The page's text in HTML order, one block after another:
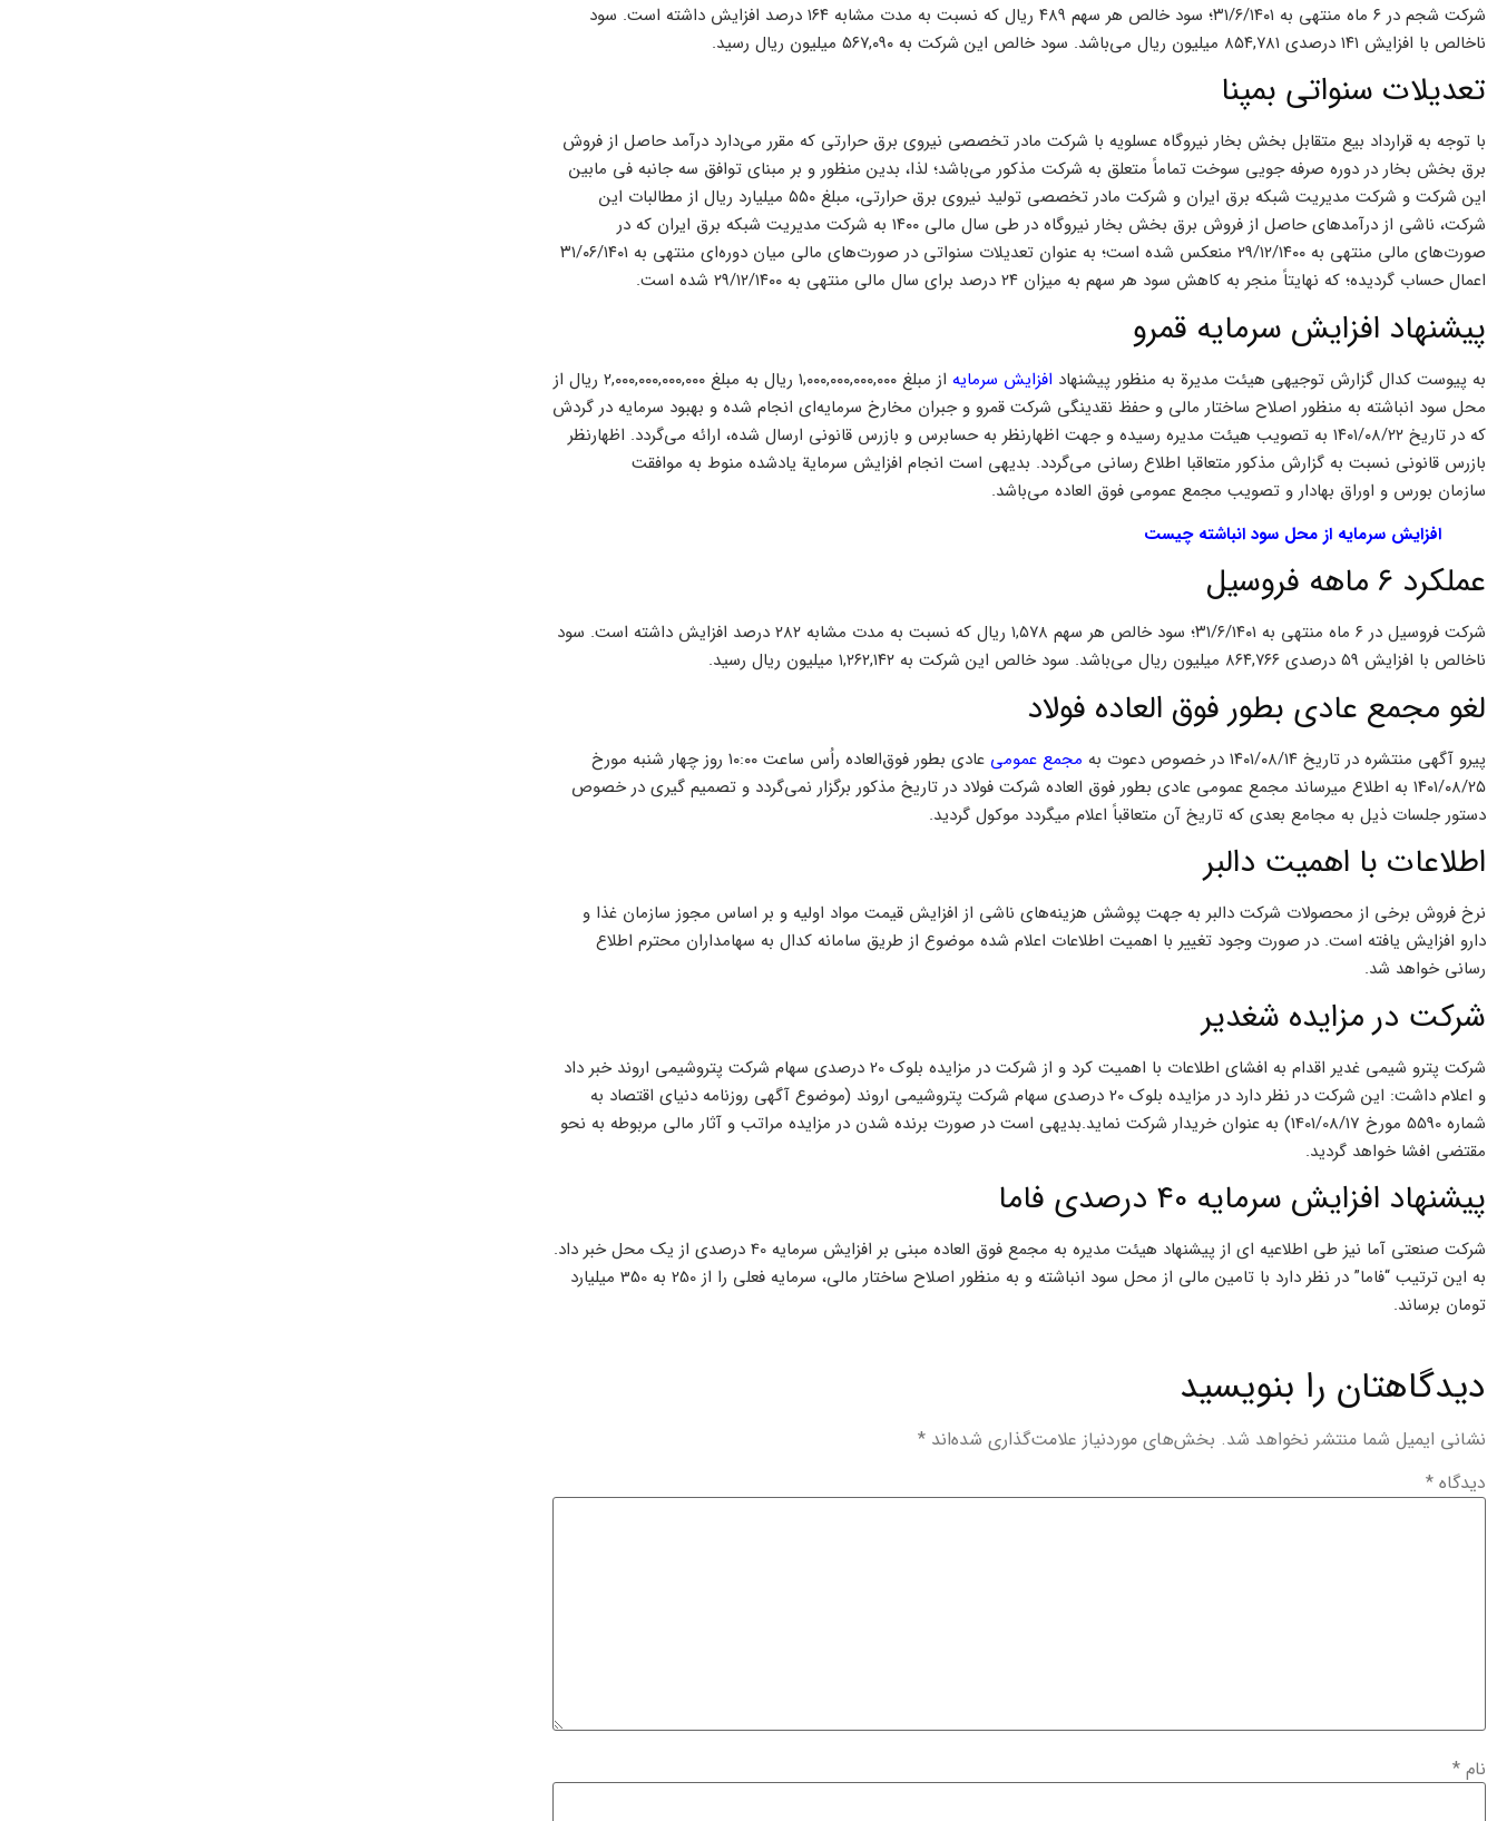
شرکت شجم در ۶ ماه منتهی به ۳۱/۶/۱۴۰۱؛ سود خالص هر سهم ۴۸۹ ریال که نسبت به مدت مشابه ۱۶۴ درصد افزایش داشته است. سود
ناخالص با افزایش ۱۴۱ درصدی ۸۵۴,۷۸۱ میلیون ریال می‌باشد. سود خالص این شرکت به ۵۶۷,۰۹۰ میلیون ریال رسید.
تعدیلات سنواتی بمپنا
با توجه به قرارداد بیع متقابل بخش بخار نیروگاه عسلویه با شرکت مادر تخصصی نیروی برق حرارتی که مقرر می‌دارد درآمد حاصل از فروش
برق بخش بخار در دوره صرفه جویی سوخت تماماً متعلق به شرکت مذکور می‌باشد؛ لذا، بدین منظور و بر مبنای توافق سه جانبه فی مابین
این شرکت و شرکت مدیریت شبکه برق ایران و شرکت مادر تخصصی تولید نیروی برق حرارتی، مبلغ ۵۵۰ میلیارد ریال از مطالبات این
شرکت، ناشی از درآمد‌های حاصل از فروش برق بخش بخار نیروگاه در طی سال مالی ۱۴۰۰ به شرکت مدیریت شبکه برق ایران که در
صورت‌های مالی منتهی به ۲۹/۱۲/۱۴۰۰ منعکس شده است؛ به عنوان تعدیلات سنواتی در صورت‌های مالی میان دوره‌ای منتهی به ۳۱/۰۶/۱۴۰۱
اعمال حساب گردیده؛ که نهایتاً منجر به کاهش سود هر سهم به میزان ۲۴ درصد برای سال مالی منتهی به ۲۹/۱۲/۱۴۰۰ شده است.
پیشنهاد افزایش سرمایه قمرو
به پیوست کدال گزارش توجیهی هیئت مدیرة به منظور پیشنهاد افزایش سرمایه
از مبلغ ۱,۰۰۰,۰۰۰,۰۰۰,۰۰۰ ریال به مبلغ ۲,۰۰۰,۰۰۰,۰۰۰,۰۰۰ ریال از
محل سود انباشته به منظور اصلاح ساختار مالی و حفظ نقدینگی شرکت قمرو و جبران مخارخ سرمایه‌ای انجام شده و بهبود سرمایه در گردش
که در تاریخ ۱۴۰۱/۰۸/۲۲ به تصویب هیئت مدیره رسیده و جهت اظهارنظر به حسابرس و بازرس قانونی ارسال شده، ارائه می‌گردد. اظهارنظر
بازرس قانونی نسبت به گزارش مذکور متعاقبا اطلاع رسانی می‌گردد. بدیهی است انجام افزایش سرمایة یادشده منوط به موافقت
سازمان بورس و اوراق بهادار و تصویب مجمع عمومی فوق العاده می‌باشد.
افزایش سرمایه از محل سود انباشته چیست
عملکرد ۶ ماهه فروسیل
شرکت فروسیل در ۶ ماه منتهی به ۳۱/۶/۱۴۰۱؛ سود خالص هر سهم ۱,۵۷۸ ریال که نسبت به مدت مشابه ۲۸۲ درصد افزایش داشته است. سود
ناخالص با افزایش ۵۹ درصدی ۸۶۴,۷۶۶ میلیون ریال می‌باشد. سود خالص این شرکت به ۱,۲۶۲,۱۴۲ میلیون ریال رسید.
لغو مجمع عادی بطور فوق العاده فولاد
پیرو آگهی منتشره در تاریخ ۱۴۰۱/۰۸/۱۴ در خصوص دعوت به مجمع عمومی
عادی بطور فوق‌العاده راُس ساعت ۱۰:۰۰ روز چهار شنبه مورخ
۱۴۰۱/۰۸/۲۵ به اطلاع میرساند مجمع عمومی عادی بطور فوق العاده شرکت فولاد در تاریخ مذکور برگزار نمی‌گردد و تصمیم گیری در خصوص
دستور جلسات ذیل به مجامع بعدی که تاریخ آن متعاقباً اعلام میگردد موکول گردید.
اطلاعات با اهمیت دالبر
نرخ فروش برخی از محصولات شرکت دالبر به جهت پوشش هزینه‌های ناشی از افزایش قیمت مواد اولیه و بر اساس مجوز سازمان غذا و
دارو افزایش یافته است. در صورت وجود تغییر با اهمیت اطلاعات اعلام شده موضوع از طریق سامانه کدال به سهامداران محترم اطلاع
رسانی خواهد شد.
شركت در مزايده شغدير
شرکت پترو شيمي غدير اقدام به افشای اطلاعات با اهمیت کرد و از شرکت در مزایده بلوک 20 درصدی سهام شرکت پتروشیمی اروند خبر داد
و اعلام داشت: این شرکت در نظر دارد در مزایده بلوک 20 درصدی سهام شرکت پتروشیمی اروند (موضوع آگهی روزنامه دنیای اقتصاد به
شماره 5590 مورخ 1401/08/17) به عنوان خریدار شرکت نماید.بدیهی است در صورت برنده شدن در مزایده مراتب و آثار مالی مربوطه به نحو
مقتضی افشا خواهد گردید.
پیشنهاد افزایش سرمایه 40 درصدی فاما
شرکت صنعتي آما نیز طی اطلاعیه ای از پیشنهاد هیئت مدیره به مجمع فوق العاده مبنی بر افزایش سرمایه 40 درصدی از یک محل خبر داد.
به این ترتیب “فاما” در نظر دارد با تامین مالی از محل سود انباشته و به منظور اصلاح ساختار مالی، سرمایه فعلی را از 250 به 350 میلیارد
تومان برساند.
دیدگاهتان را بنویسید
نشانی ایمیل شما منتشر نخواهد شد. بخش‌های موردنیاز علامت‌گذاری شده‌اند *
دیدگاه *
نام *